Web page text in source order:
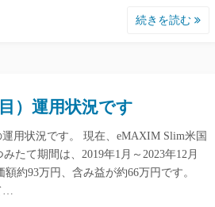
続きを読む
）運用状況です
用状況です。 現在、eMAXIM Slim米国
たて期間は、2019年1月～2023年12月
約93万円、含み益が約66万円です。
…